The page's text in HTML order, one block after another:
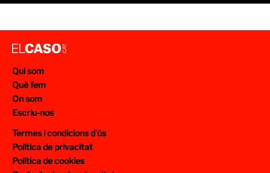
Qui som
Què fem
On som
Escriu-nos
Termes i condicions d’ús
Política de privacitat
Política de cookies